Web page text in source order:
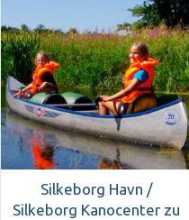
Silkeborg Havn /
Silkeborg Kanocenter zu